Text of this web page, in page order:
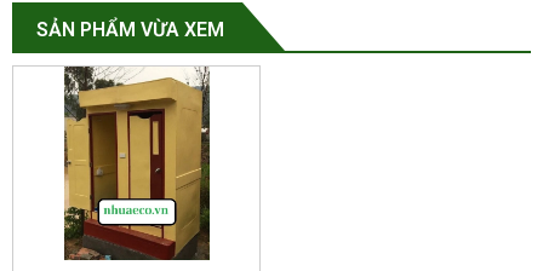
SẢN PHẨM VỪA XEM